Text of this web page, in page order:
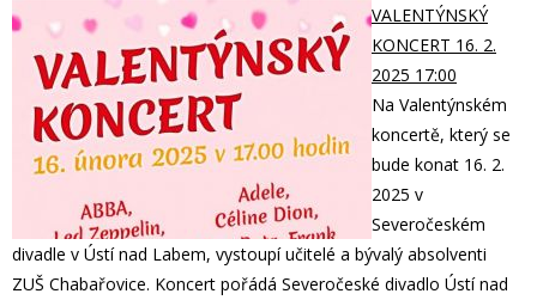
VALENTÝNSKÝ
KONCERT 16. 2.
2025 17:00
Na Valentýnském
koncertě, který se
bude konat 16. 2.
2025 v
Severočeském
divadle v Ústí nad Labem, vystoupí učitelé a bývalý absolventi
ZUŠ Chabařovice. Koncert pořádá Severočeské divadlo Ústí nad